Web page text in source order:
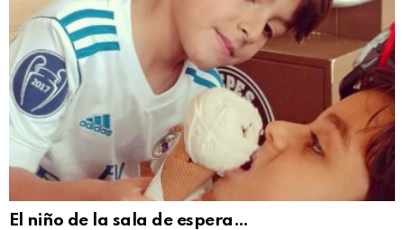
El niño de la sala de espera…